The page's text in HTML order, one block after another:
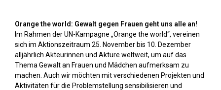
Orange the world: Gewalt gegen Frauen geht uns alle an!
Im Rahmen der UN-Kampagne „Orange the world“, vereinen
sich im Aktionszeitraum 25. November bis 10. Dezember
alljährlich Akteurinnen und Akture weltweit, um auf das
Thema Gewalt an Frauen und Mädchen aufmerksam zu
machen. Auch wir möchten mit verschiedenen Projekten und
Aktivitäten für die Problemstellung sensibilisieren und